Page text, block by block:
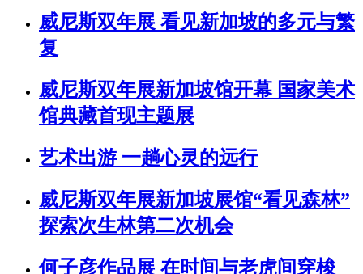
威尼斯双年展 看见新加坡的多元与繁
复
威尼斯双年展新加坡馆开幕 国家美术
馆典藏首现主题展
艺术出游 一趟心灵的远行
威尼斯双年展新加坡展馆“看见森林”
探索次生林第二次机会
何子彦作品展 在时间与老虎间穿梭